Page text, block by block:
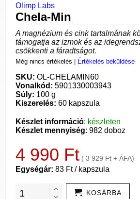
Olimp Labs
Chela-Min
A magnézium és cink tartalmának
támogatja az izmok és az
csökkenti a fáradtságot.
Még nincs értékelés Értékelés beküldése
SKU: OL-CHELAMIN60
Vonalkód: 5901330003943
Súly: 100 g
Kiszerelés: 60 kapszula
Készlet információ: készleten
Készlet mennyiség: 982 doboz
4 990 Ft ( 3 929 Ft + ÁFA)
Egységár: 83 Ft / kapszula
KOSÁRBA